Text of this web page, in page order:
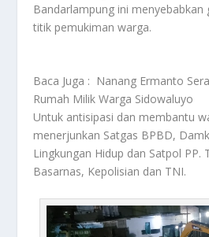
Bandarlampung ini menyebabkan
titik pemukiman warga.
Baca Juga : Nanang Ermanto
Rumah Milik Warga Sidowaluyo
Untuk antisipasi dan membantu
menerjunkan Satgas BPBD,
Lingkungan Hidup dan Satpol PP.
Basarnas, Kepolisian dan TNI.